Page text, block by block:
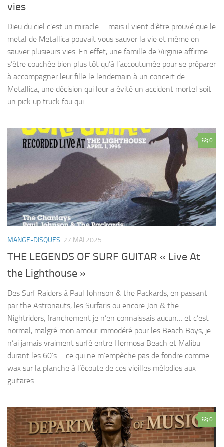
vies
Dieu du ciel c’est un miracle… mais il vient d’être prouvé que le
metal de Metallica pouvait vous sauver la vie et même en
sauver plusieurs vies. En effet, une famille de Virginie affirme
s’être couchée bien plus tôt qu’à l’accoutumée pour se préparer
à accompagner leur fille le lendemain à un concert de
Metallica, une décision qui leur a évité un accident mortel soit
un pick up truck fou qui...
0
MANGE-DISQUES 27 MAI 2025
THE LEGENDS OF SURF GUITAR « Live At
the Lighthouse »
Des Surf Raiders à Paul Johnson & the Packards, en passant
par the Astronauts, les Surfaris ou encore Jon & the
Nightriders, franchement je n’en connaissais aucun… et c’est
normal, malgré mon amour immodéré pour les Beach Boys, je
n’ai jamais vraiment surfé entre Hermosa Beach et Malibu
durant les 60’s…. ce qui ne m’empêche pas de fondre comme
wax sur la planche à l’écoute de ces vieilles mélodies aux
guitares...
0